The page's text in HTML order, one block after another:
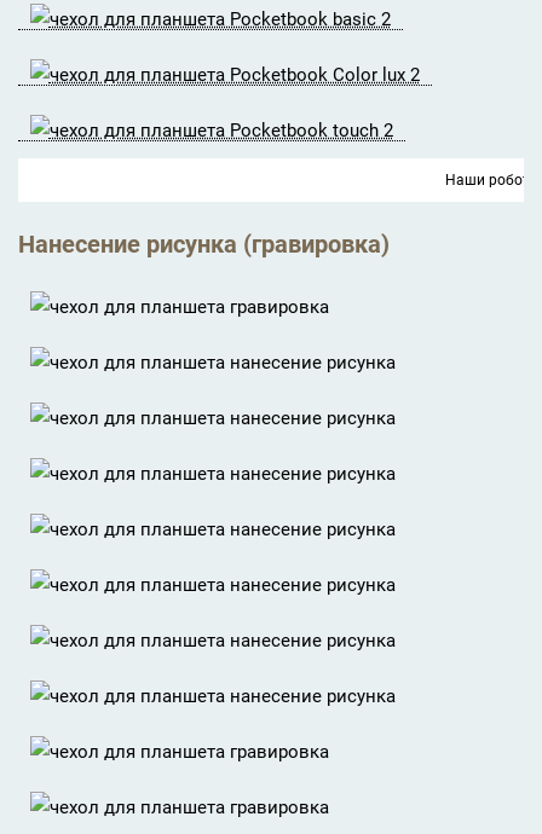
Наши роботы
Нанесение рисунка (гравировка)